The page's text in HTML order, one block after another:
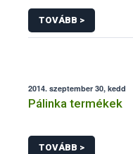
TOVÁBB >
2014. szeptember 30, kedd
Pálinka termékek
TOVÁBB >